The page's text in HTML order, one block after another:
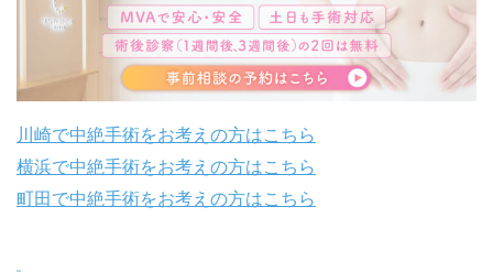
川崎で中絶手術をお考えの方はこちら
横浜で中絶手術をお考えの方はこちら
町田で中絶手術をお考えの方はこちら